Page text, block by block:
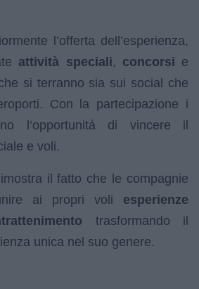
l’offerta dell’esperienza,
attività speciali, concorsi e
si terranno sia sui social che
Con la partecipazione i
l’opportunità di vincere il
e voli.
il fatto che le compagnie
ai propri voli esperienze
trasformando il
unica nel suo genere.